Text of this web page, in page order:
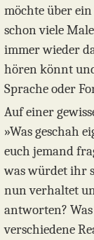
möchte über
schon viele
immer wieder
hören könnt
Sprache oder
Auf einer
»Was geschah
euch jemand
was würdet ihr
nun verhaltet
antworten?
verschiedene